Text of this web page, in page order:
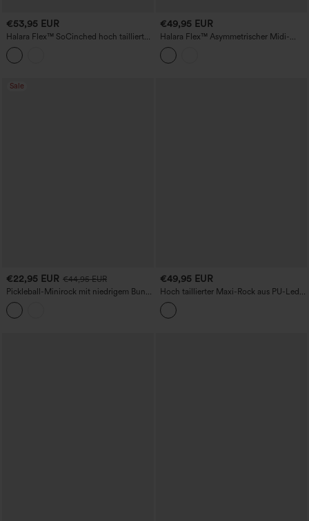
€53,95 EUR
Halara Flex™ SoCinched hoch taillierter,
bauchformender, plissierter Midirock
aus lässigem Denim mit Taschen
€49,95 EUR
Halara Flex™ Asymmetrischer Midi-
Jeansrock mit Schlitz und Taschen
Sale
€22,95 EUR €44,95 EUR
Pickleball-Minirock mit niedrigem Bund
und Kordelzug — 2-in-1, gestreift und
plissiert, mit Taschen
€49,95 EUR
Hoch taillierter Maxi-Rock aus PU-Leder
mit Fleece-Futter, lässig